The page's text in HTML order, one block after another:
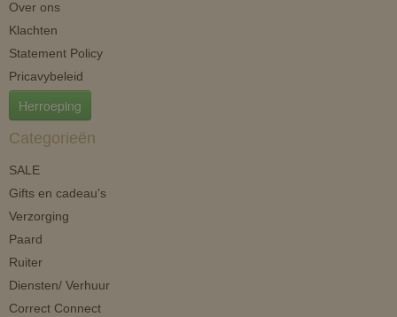
Over ons
Klachten
Statement Policy
Pricavybeleid
Herroeping
Categorieën
SALE
Gifts en cadeau's
Verzorging
Paard
Ruiter
Diensten/ Verhuur
Correct Connect